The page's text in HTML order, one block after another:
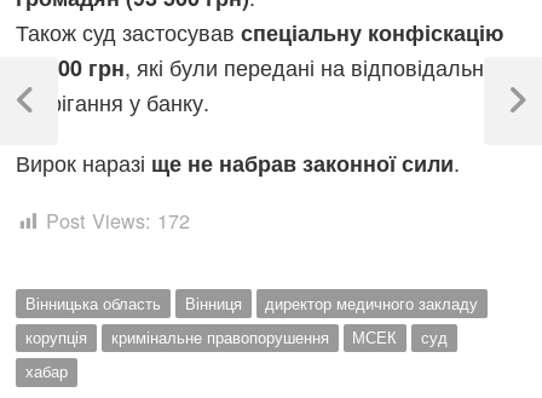
Також суд застосувавспеціальну конфіскацію
20 000 грн, які були передані на відповідальне
зберігання у банку.
Вирок наразі ще не набрав законної сили.
Post Views: 172
Вінницька область Вінниця
директор медичного закладу
корупція
кримінальне правопорушення МСЕК
суд
хабар
Навігація
записів
Previous
Next